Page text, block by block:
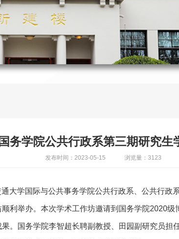
务学院公共行政系第三期研究生
发布时间：2023-05-15 浏览量：3123
大学国际与公共事务学院公共行政系、公共行政
利举办。本次学术工作坊邀请到国务学院2020
。国务学院李智超长聘副教授、田园副研究员担